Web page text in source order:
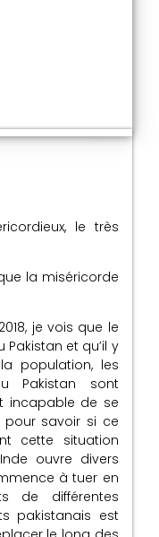
le très
la miséricorde
je vois que le
et qu’il y
population, les
Pakistan sont
incapable de se
savoir si ce
cette situation
ouvre divers
à tuer en
de différentes
pakistanais est